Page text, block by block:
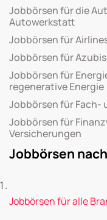
Jobbörsen für die
Autowerkstatt
Jobbörsen für
Jobbörsen für
Jobbörsen für
regenerative Energie
Jobbörsen für Fach-
Jobbörsen für
Versicherungen
Jobbörsen
Jobbörsen für alle